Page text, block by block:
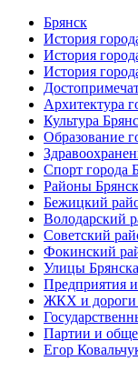
Брянск
История
История
История
Архитектура
Культура
Образование
Спорт города
Районы
Бежицкий
Володарский
Советский
Фокинский
Улицы Брянска
Предприятия
ЖКХ и дороги
Партии и
Егор